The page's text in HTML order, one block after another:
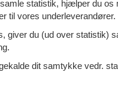
statistik, hjælper du os
til vores underleverandører.
giver du (ud over statistik)
dit samtykke vedr.